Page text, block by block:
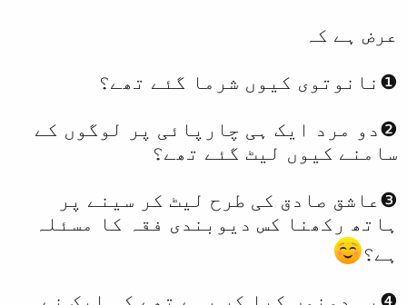
عرض ہے کہ
❶نانوتوی کیوں شرما گئے تھے؟
❷دو مرد ایک ہی چارپائی پر لوگوں کے
سامنے کیوں لیٹ گئے تھے؟
❸عاشق صادق کی طرح لیٹ کر سینے پر
ہاتھ رکھنا کس دیوبندی فقہ کا مسئلہ
ہے؟